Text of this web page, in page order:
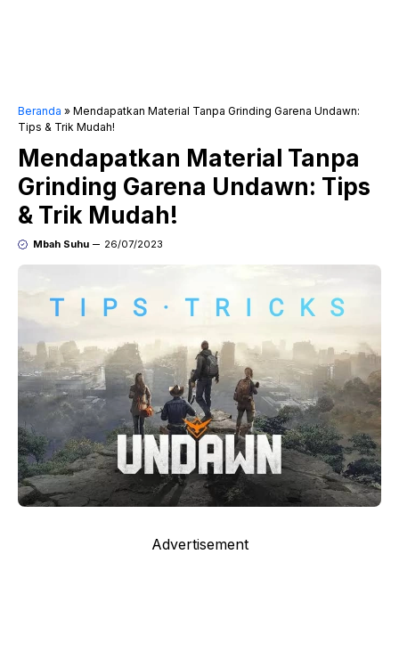
Beranda » Mendapatkan Material Tanpa Grinding Garena Undawn:
Tips & Trik Mudah!
Mendapatkan Material Tanpa
Grinding Garena Undawn: Tips
& Trik Mudah!
Mbah Suhu 26/07/2023
Advertisement